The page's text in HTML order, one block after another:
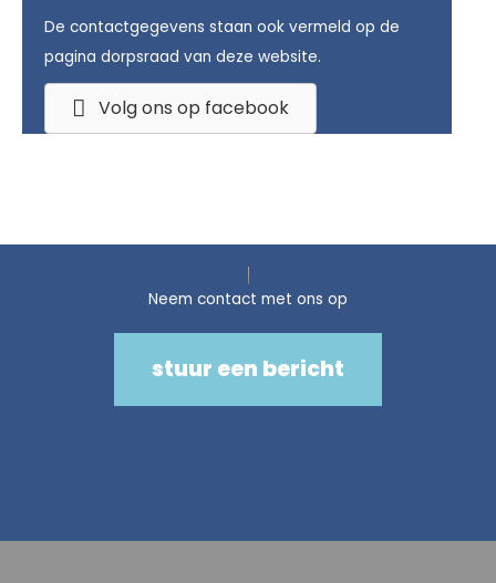
De contactgegevens staan ook vermeld op de
pagina dorpsraad van deze website.
Volg ons op facebook
Neem contact met ons op
stuur een bericht